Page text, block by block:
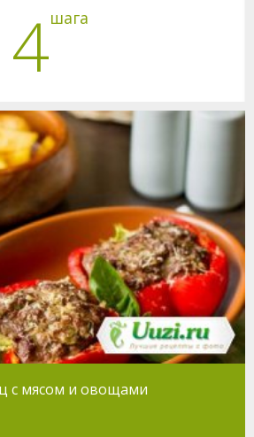
4шага
с мясом и овощами